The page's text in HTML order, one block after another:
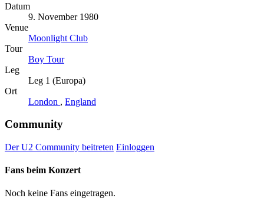
Datum
9. November 1980
Venue
Moonlight Club
Tour
Boy Tour
Leg
Leg 1 (Europa)
Ort
London , England
Community
Der U2 Community beitreten Einloggen
Fans beim Konzert
Noch keine Fans eingetragen.